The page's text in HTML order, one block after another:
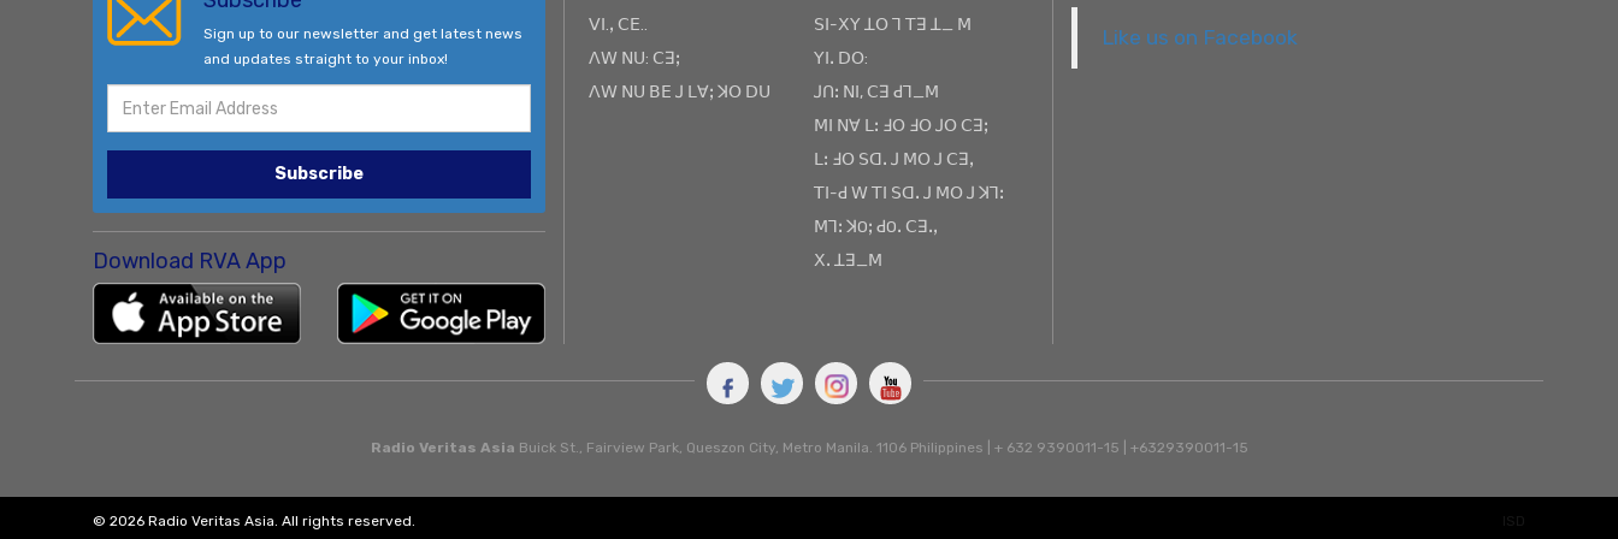
Sign up to our newsletter and get latest news
and updates straight to your inbox!
Subscribe
Download RVA App
ꓦꓲ.ꓹ ꓚꓰ..
ꓥꓪ ꓠꓴ: ꓚꓱꓼ
ꓥꓪ ꓠꓴ ꓐꓰ ꓙ ꓡꓯꓼ ꓘꓳ ꓓꓴ
ꓢꓲ-ꓫꓬ ꓕꓳ ꓶ ꓔꓱ ꓕ_ ꓟ
ꓬꓲꓸ ꓓꓳ:
ꓙꓵꓽ ꓠꓲ, ꓚꓱ ꓒꓶ_ꓟ
ꓟꓲ ꓠꓯ ꓡꓽ ꓞꓳ ꓞꓳ ꓙꓳ ꓚꓱꓼ
ꓡꓽ ꓞꓳ ꓢꓷꓸ ꓙ ꓟꓳ ꓙ ꓚꓱꓹ
ꓔꓲ-ꓒ ꓪ ꓔꓲ ꓢꓷꓸ ꓙ ꓟꓳ ꓙ ꓘꓶꓽ
ꓟꓶꓽ ꓘOꓼ ꓒOꓸ ꓚꓱꓸꓹ
ꓫꓸ ꓕꓱ_ꓟ
Like us on Facebook
Radio Veritas Asia Buick St., Fairview Park, Queszon City, Metro Manila. 1106 Philippines | + 632 9390011-15 | +6329390011-15
© 2026 Radio Veritas Asia. All rights reserved.